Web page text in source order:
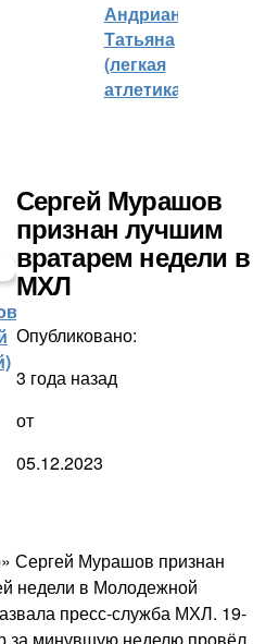
Андрианова
Татьяна
(легкая
атлетика)
Сергей Мурашов
признан лучшим
вратарем недели в
МХЛ
Опубликовано:
3 года назад
от
05.12.2023
Сергей Мурашов признан
недели в Молодежной
пресс-служба МХЛ. 19-